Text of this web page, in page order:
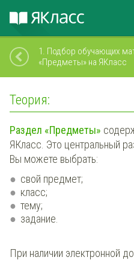
1. Подбор обучающих
«Предметы» на ЯКласс
Теория:
Раздел «Предметы»
ЯКласс. Это центральный
Вы можете выбрать:
свой предмет;
класс;
тему;
задание.
При наличии электронной